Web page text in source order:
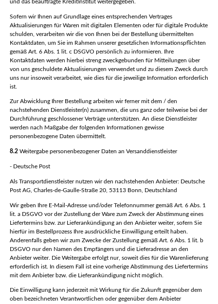
und das beauftragte Kreditinstitut weitergegeben.
Sofern wir Ihnen auf Grundlage eines entsprechenden Vertrages
Aktualisierungen für Waren mit digitalen Elementen oder für digitale Produkte
schulden, verarbeiten wir die von Ihnen bei der Bestellung übermittelten
Kontaktdaten, um Sie im Rahmen unserer gesetzlichen Informationspflichten
gemäß Art. 6 Abs. 1 lit. c DSGVO persönlich zu informieren. Ihre
Kontaktdaten werden hierbei streng zweckgebunden für Mitteilungen über
von uns geschuldete Aktualisierungen verwendet und zu diesem Zweck durch
uns nur insoweit verarbeitet, wie dies für die jeweilige Information erforderlich
ist.
Zur Abwicklung Ihrer Bestellung arbeiten wir ferner mit dem / den
nachstehenden Dienstleister(n) zusammen, die uns ganz oder teilweise bei der
Durchführung geschlossener Verträge unterstützen. An diese Dienstleister
werden nach Maßgabe der folgenden Informationen gewisse
personenbezogene Daten übermittelt.
8.2 Weitergabe personenbezogener Daten an Versanddienstleister
- Deutsche Post
Als Transportdienstleister nutzen wir den nachstehenden Anbieter: Deutsche
Post AG, Charles-de-Gaulle-Straße 20, 53113 Bonn, Deutschland
Wir geben Ihre E-Mail-Adresse und/oder Telefonnummer gemäß Art. 6 Abs. 1
lit. a DSGVO vor der Zustellung der Ware zum Zweck der Abstimmung eines
Liefertermins bzw. zur Lieferankündigung an den Anbieter weiter, sofern Sie
hierfür im Bestellprozess Ihre ausdrückliche Einwilligung erteilt haben.
Anderenfalls geben wir zum Zwecke der Zustellung gemäß Art. 6 Abs. 1 lit. b
DSGVO nur den Namen des Empfängers und die Lieferadresse an den
Anbieter weiter. Die Weitergabe erfolgt nur, soweit dies für die Warenlieferung
erforderlich ist. In diesem Fall ist eine vorherige Abstimmung des Liefertermins
mit dem Anbieter bzw. die Lieferankündigung nicht möglich.
Die Einwilligung kann jederzeit mit Wirkung für die Zukunft gegenüber dem
oben bezeichneten Verantwortlichen oder gegenüber dem Anbieter